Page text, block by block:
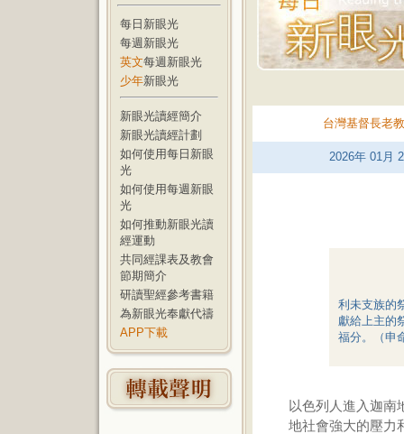
每日新眼光
每週新眼光
英文每週新眼光
少年新眼光
新眼光讀經簡介
新眼光讀經計劃
如何使用每日新眼
光
如何使用每週新眼
光
如何推動新眼光讀
經運動
共同經課表及教會
節期簡介
研讀聖經參考書籍
為新眼光奉獻代禱
APP下載
台灣基督長老
2026年 01月
利未支族的
獻給上主的
福分。（申
以色列人進入迦南
地社會強大的壓力